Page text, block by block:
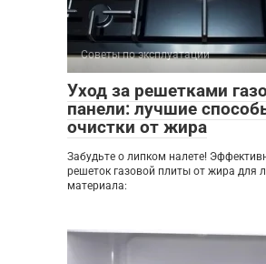
Советы по эксплуатации
Уход за решетками
панели: лучшие
очистки от жира
Забудьте о липком налете!
решеток газовой плиты от жира для
материала: